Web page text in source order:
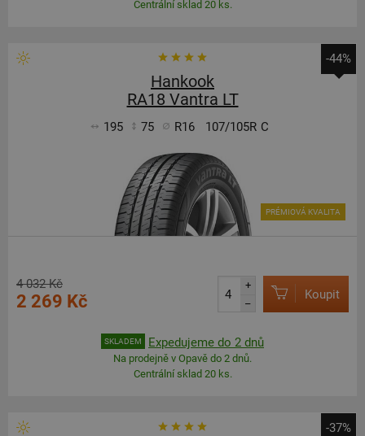
Centrální sklad 20 ks.
-44%
Hankook
RA18 Vantra LT
195 75 R16 107/105R C
PRÉMIOVÁ KVALITA
4 032 Kč
2 269 Kč
+
–
Koupit
SKLADEM Expedujeme do 2 dnů
Na prodejně v Opavě do 2 dnů.
Centrální sklad 20 ks.
-37%